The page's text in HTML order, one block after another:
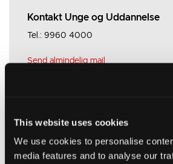
This website uses cookies
We use cookies to personalise
media features and to analyse our
Kontakt Unge og Uddannelse
Tel.: 9960 4000
Send almindelig mail
Find din uddannelsesvejleder